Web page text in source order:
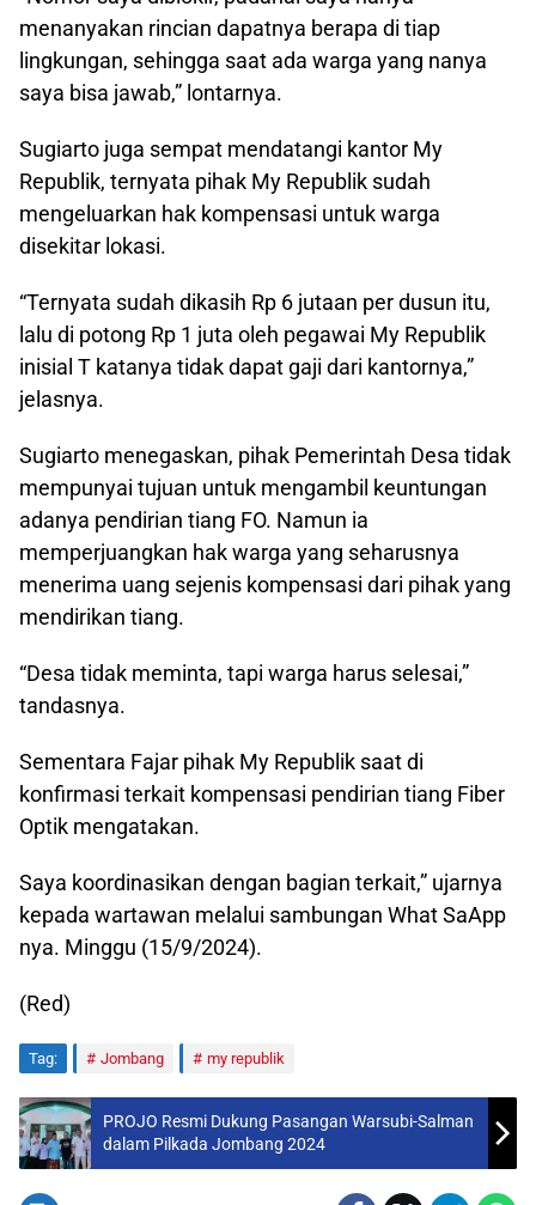
menanyakan rincian dapatnya berapa di tiap
lingkungan, sehingga saat ada warga yang nanya
saya bisa jawab,” lontarnya.
Sugiarto juga sempat mendatangi kantor My
Republik, ternyata pihak My Republik sudah
mengeluarkan hak kompensasi untuk warga
disekitar lokasi.
“Ternyata sudah dikasih Rp 6 jutaan per dusun itu,
lalu di potong Rp 1 juta oleh pegawai My Republik
inisial T katanya tidak dapat gaji dari kantornya,”
jelasnya.
Sugiarto menegaskan, pihak Pemerintah Desa tidak
mempunyai tujuan untuk mengambil keuntungan
adanya pendirian tiang FO. Namun ia
memperjuangkan hak warga yang seharusnya
menerima uang sejenis kompensasi dari pihak yang
mendirikan tiang.
“Desa tidak meminta, tapi warga harus selesai,”
tandasnya.
Sementara Fajar pihak My Republik saat di
konfirmasi terkait kompensasi pendirian tiang Fiber
Optik mengatakan.
Saya koordinasikan dengan bagian terkait,” ujarnya
kepada wartawan melalui sambungan What SaApp
nya. Minggu (15/9/2024).
(Red)
Tag: Jombang my republik
PROJO Resmi Dukung Pasangan Warsubi-Salman
dalam Pilkada Jombang 2024